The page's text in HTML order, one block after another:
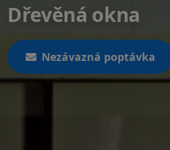
Dřevěná okna
Nezávazná poptávka